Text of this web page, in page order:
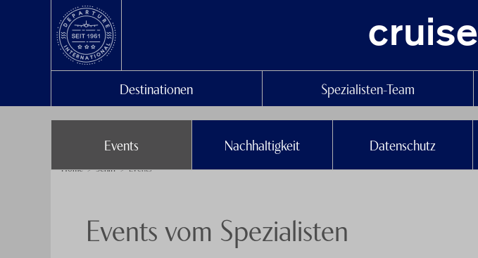
cruise
Destinationen
Spezialisten-Team
Events Nachhaltigkeit Datenschutz
Home Schiff Events
Events vom Spezialisten